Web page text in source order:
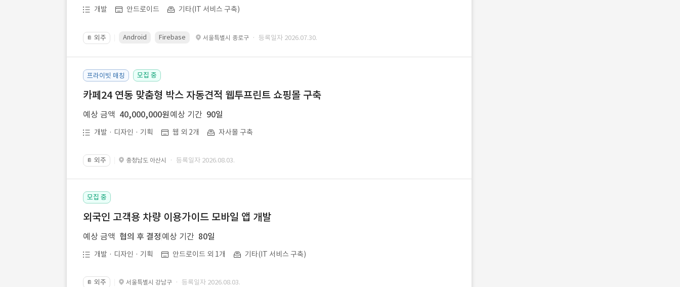
개발 안드로이드 기타(IT 서비스 구축)
📔 외주 Android Firebase 서울특별시 종로구 · 등록일자 2026.07.30.
프라이빗 매칭 모집 중
카페24 연동 맞춤형 박스 자동견적 웹투프린트 쇼핑몰 구축
예상 금액 40,000,000원 예상 기간 90일
개발 · 디자인 · 기획 웹 외 2개 자사몰 구축
📔 외주 충청남도 아산시 · 등록일자 2026.08.03.
모집 중
외국인 고객용 차량 이용가이드 모바일 앱 개발
예상 금액 협의 후 결정 예상 기간 80일
개발 · 디자인 · 기획 안드로이드 외 1개 기타(IT 서비스 구축)
📔 외주 서울특별시 강남구 · 등록일자 2026.08.03.